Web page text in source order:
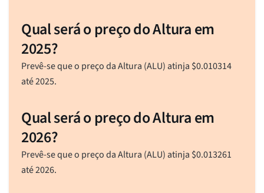
Qual será o preço do Altura em
2025?
Prevê-se que o preço da Altura (ALU) atinja $0.010314
até 2025.
Qual será o preço do Altura em
2026?
Prevê-se que o preço da Altura (ALU) atinja $0.013261
até 2026.